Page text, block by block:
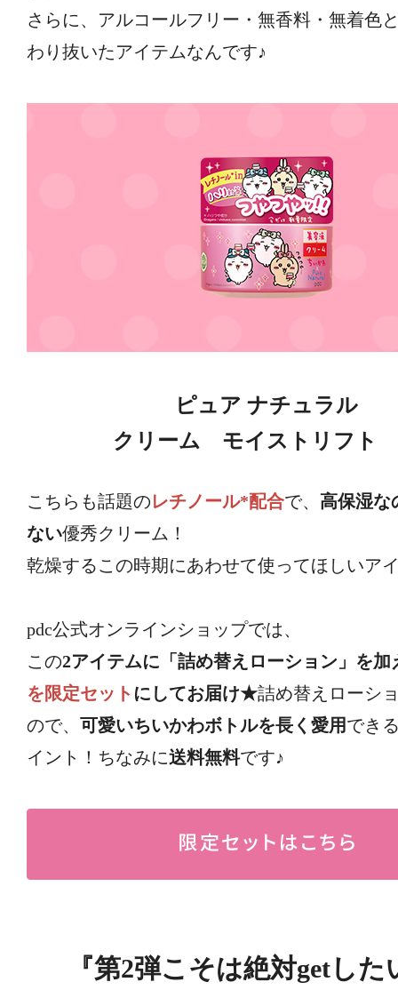
さらに、アルコールフリー・無香料・無着色
わり抜いたアイテムなんです♪
ピュア ナチュラル
クリーム モイストリフト
こちらも話題のレチノール*配合で、 高保湿な
ない優秀クリーム！
乾燥するこの時期にあわせて使ってほしいア
pdc公式オンラインショップでは、
この2アイテムに「詰め替えローション」を加
を限定セット にしてお届け★詰め替えローシ
ので、 可愛いちいかわボトルを長く愛用でき
イント！ちなみに送料無料です♪
『第2弾こそは絶対getした